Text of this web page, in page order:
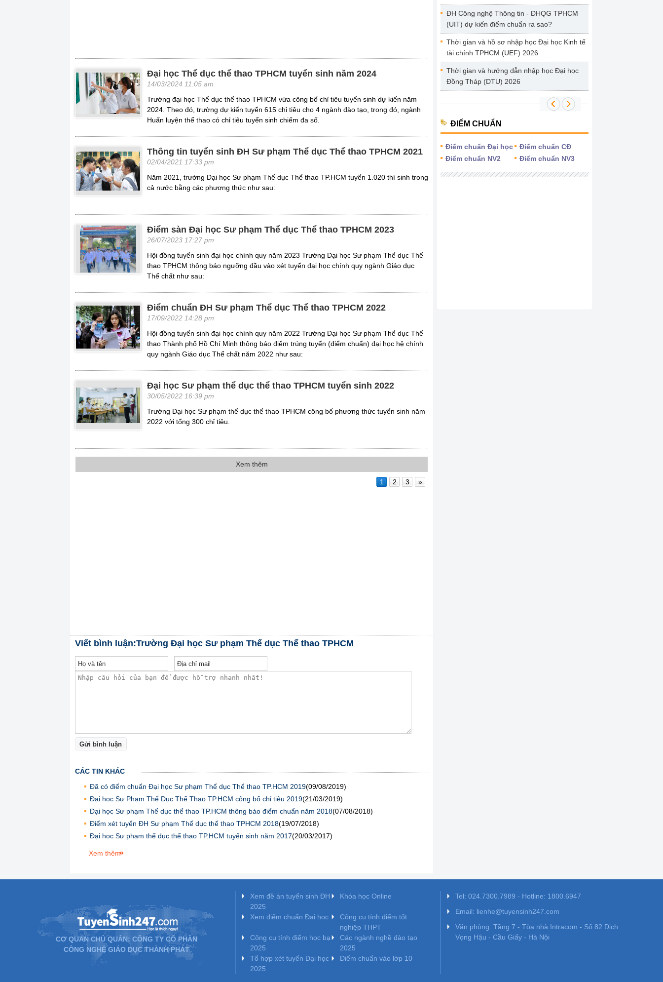
Đại học Thể dục thể thao TPHCM tuyển sinh năm 2024
14/03/2024 11:05 am
Trường đại học Thể dục thể thao TPHCM vừa công bố chỉ tiêu tuyển sinh dự kiến năm
2024. Theo đó, trường dự kiến tuyển 615 chỉ tiêu cho 4 ngành đào tạo, trong đó, ngành
Huấn luyện thể thao có chỉ tiêu tuyển sinh chiếm đa số.
Thông tin tuyển sinh ĐH Sư phạm Thể dục Thể thao TPHCM 2021
02/04/2021 17:33 pm
Năm 2021, trường Đại học Sư phạm Thể dục Thể thao TP.HCM tuyển 1.020 thí sinh trong
cả nước bằng các phương thức như sau:
Điểm sàn Đại học Sư phạm Thể dục Thể thao TPHCM 2023
26/07/2023 17:27 pm
Hội đồng tuyển sinh đại học chính quy năm 2023 Trường Đại học Sư phạm Thể dục Thể
thao TPHCM thông báo ngưỡng đầu vào xét tuyển đại học chính quy ngành Giáo dục
Thể chất như sau:
Điểm chuẩn ĐH Sư phạm Thể dục Thể thao TPHCM 2022
17/09/2022 14:28 pm
Hội đồng tuyển sinh đại học chính quy năm 2022 Trường Đại học Sư phạm Thể dục Thể
thao Thành phố Hồ Chí Minh thông báo điểm trúng tuyển (điểm chuẩn) đại học hệ chính
quy ngành Giáo dục Thể chất năm 2022 như sau:
Đại học Sư phạm thể dục thể thao TPHCM tuyển sinh 2022
30/05/2022 16:39 pm
Trường Đại học Sư phạm thể dục thể thao TPHCM công bố phương thức tuyển sinh năm
2022 với tổng 300 chỉ tiêu.
Xem thêm
1 2 3 »
Viết bình luận:Trường Đại học Sư phạm Thể dục Thể thao TPHCM
Gửi bình luận
CÁC TIN KHÁC
Đã có điểm chuẩn Đại học Sư phạm Thể dục Thể thao TP.HCM 2019(09/08/2019)
Đại học Sư Phạm Thể Dục Thể Thao TP.HCM công bố chỉ tiêu 2019(21/03/2019)
Đại học Sư phạm Thể dục thể thao TP.HCM thông báo điểm chuẩn năm 2018(07/08/2018)
Điểm xét tuyển ĐH Sư phạm Thể dục thể thao TPHCM 2018(19/07/2018)
Đại học Sư phạm thể dục thể thao TP.HCM tuyển sinh năm 2017(20/03/2017)
Xem thêm
ĐH Công nghệ Thông tin - ĐHQG TPHCM
(UIT) dự kiến điểm chuẩn ra sao?
Thời gian và hồ sơ nhập học Đại học Kinh tế
tài chính TPHCM (UEF) 2026
Thời gian và hướng dẫn nhập học Đại học
Đồng Tháp (DTU) 2026
ĐIỂM CHUẨN
Điểm chuẩn Đại học
Điểm chuẩn CĐ
Điểm chuẩn NV2
Điểm chuẩn NV3
CƠ QUAN CHỦ QUẢN: CÔNG TY CỔ PHẦN
CÔNG NGHỆ GIÁO DỤC THÀNH PHÁT
Xem đề án tuyển sinh ĐH
2025
Khóa học Online
Xem điểm chuẩn Đại học
Công cụ tính điểm tốt
nghiệp THPT
Công cụ tính điểm học bạ
2025
Các ngành nghề đào tạo
2025
Tổ hợp xét tuyển Đại học
2025
Điểm chuẩn vào lớp 10
Tel: 024.7300.7989 - Hotline: 1800.6947
Email: lienhe@tuyensinh247.com
Văn phòng: Tầng 7 - Tòa nhà Intracom - Số 82 Dịch
Vọng Hậu - Cầu Giấy - Hà Nội